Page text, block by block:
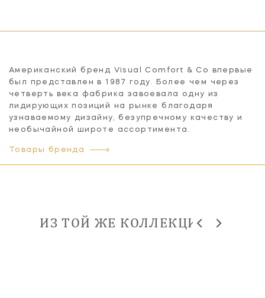
Американский бренд Visual Comfort & Co впервые
был представлен в 1987 году. Более чем через
четверть века фабрика завоевала одну из
лидирующих позиций на рынке благодаря
узнаваемому дизайну, безупречному качеству и
необычайной широте ассортимента.
Товары бренда
ИЗ ТОЙ ЖЕ КОЛЛЕКЦИИ